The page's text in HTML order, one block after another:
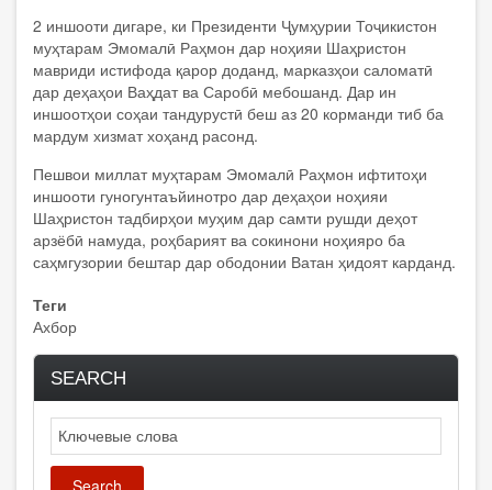
2 иншооти дигаре, ки Президенти Ҷумҳурии Тоҷикистон
муҳтарам Эмомалӣ Раҳмон дар ноҳияи Шаҳристон
мавриди истифода қарор доданд, марказҳои саломатӣ
дар деҳаҳои Ваҳдат ва Саробӣ мебошанд. Дар ин
иншоотҳои соҳаи тандурустӣ беш аз 20 корманди тиб ба
мардум хизмат хоҳанд расонд.
Пешвои миллат муҳтарам Эмомалӣ Раҳмон ифтитоҳи
иншооти гуногунтаъйинотро дар деҳаҳои ноҳияи
Шаҳристон тадбирҳои муҳим дар самти рушди деҳот
арзёбӣ намуда, роҳбарият ва сокинони ноҳияро ба
саҳмгузории бештар дар ободонии Ватан ҳидоят карданд.
Теги
Ахбор
SEARCH
Search